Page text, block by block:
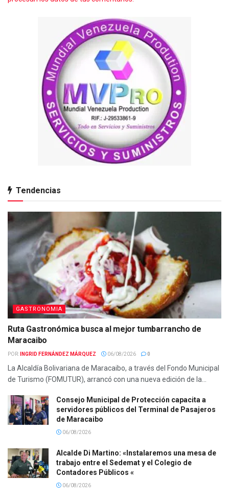
Tendencias
GASTRONOMIA
Ruta Gastronómica busca al mejor tumbarrancho de
Maracaibo
POR: INGRID FERNÁNDEZ MÁRQUEZ 06/08/2026 0
La Alcaldía Bolivariana de Maracaibo, a través del Fondo Municipal
de Turismo (FOMUTUR), arrancó con una nueva edición de la...
Consejo Municipal de Protección capacita a
servidores públicos del Terminal de Pasajeros
de Maracaibo
06/08/2026
Alcalde Di Martino: «Instalaremos una mesa de
trabajo entre el Sedemat y el Colegio de
Contadores Públicos «
06/08/2026